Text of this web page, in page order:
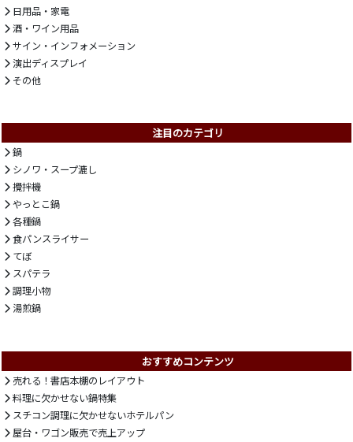
日用品・家電
酒・ワイン用品
サイン・インフォメーション
演出ディスプレイ
その他
注目のカテゴリ
鍋
シノワ・スープ漉し
攪拌機
やっとこ鍋
各種鍋
食パンスライサー
てぼ
スパテラ
調理小物
湯煎鍋
おすすめコンテンツ
売れる！書店本棚のレイアウト
料理に欠かせない鍋特集
スチコン調理に欠かせないホテルパン
屋台・ワゴン販売で売上アップ